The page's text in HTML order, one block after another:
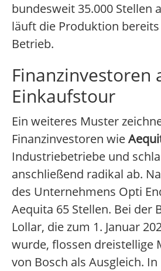
bundesweit 35.000 Stellen
läuft die Produktion
Betrieb.
Finanzinvestoren
Einkaufstour
Ein weiteres Muster
Finanzinvestoren wie
Industriebetriebe und
anschließend radikal ab.
des Unternehmens Opti
Aequita 65 Stellen. Bei der
Lollar, die zum 1. Januar
wurde, flossen dreistellige
von Bosch als Ausgleich. In